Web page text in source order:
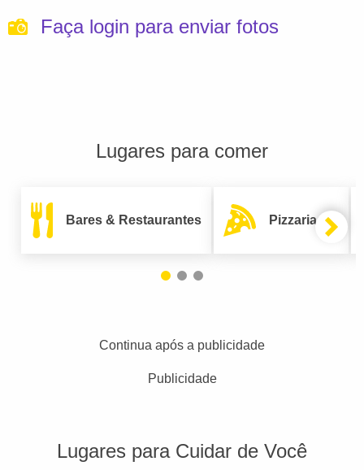
Faça login para enviar fotos
Lugares para comer
Bares & Restaurantes Pizzarias
Continua após a publicidade
Publicidade
Lugares para Cuidar de Você